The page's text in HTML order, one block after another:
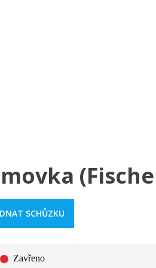
SCHŮZKU
Zavřeno